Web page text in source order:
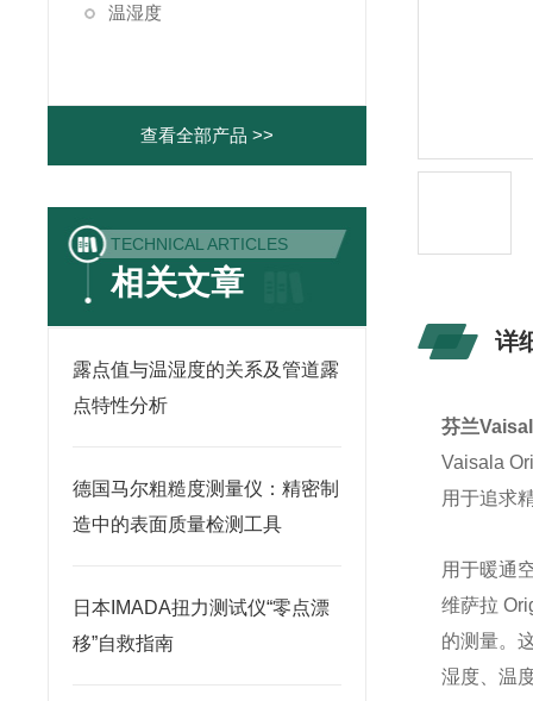
温湿度
查看全部产品 >>
TECHNICAL ARTICLES
相关文章
露点值与温湿度的关系及管道露
点特性分析
德国马尔粗糙度测量仪：精密制
造中的表面质量检测工具
日本IMADA扭力测试仪“零点漂
移”自救指南
详
芬兰
Vaisala
用于追求
用于暖通
维萨拉
的测量。
湿度、温